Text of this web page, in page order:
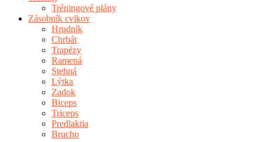
Tréningové plány
Zásobník cvikov
Hrudník
Chrbát
Trapézy
Ramená
Stehná
Lýtka
Zadok
Biceps
Triceps
Predlaktia
Brucho